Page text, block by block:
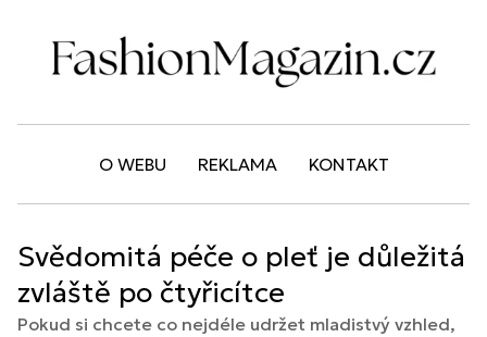
O WEBU REKLAMA KONTAKT
Svědomitá péče o pleť je důležitá
zvláště po čtyřicítce
Pokud si chcete co nejdéle udržet mladistvý vzhled,